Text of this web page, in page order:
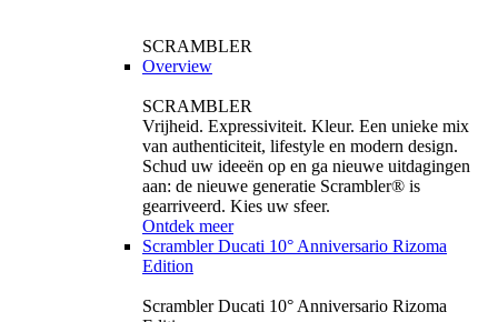
SCRAMBLER
Overview
SCRAMBLER
Vrijheid. Expressiviteit. Kleur. Een unieke mix
van authenticiteit, lifestyle en modern design.
Schud uw ideeën op en ga nieuwe uitdagingen
aan: de nieuwe generatie Scrambler® is
gearriveerd. Kies uw sfeer.
Ontdek meer
Scrambler Ducati 10° Anniversario Rizoma
Edition
Scrambler Ducati 10° Anniversario Rizoma